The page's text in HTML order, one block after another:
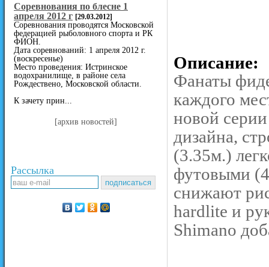
Cоревнования по блесне 1
апреля 2012 г [29.03.2012]
Соревнования проводятся Московской
федерацией рыболовного спорта и РК
ФИОН.
Дата соревнований: 1 апреля 2012 г.
(воскресенье)
Место проведения: Истринское
водохранилище, в районе села
Рождествено, Московской области.
К зачету прин...
[архив новостей]
Рассылка
Описание:
Фанаты
каждого
новой
дизайна,
(3.35м.)
футовыми
снижают
hardlite и
Shimano